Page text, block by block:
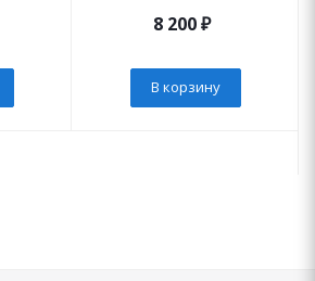
8 200₽
В корзину